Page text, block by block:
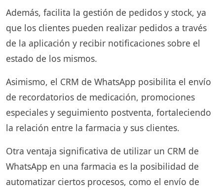
Además, facilita la gestión de pedidos y stock, ya
que los clientes pueden realizar pedidos a través
de la aplicación y recibir notificaciones sobre el
estado de los mismos.
Asimismo, el CRM de WhatsApp posibilita el envío
de recordatorios de medicación, promociones
especiales y seguimiento postventa, fortaleciendo
la relación entre la farmacia y sus clientes.
Otra ventaja significativa de utilizar un CRM de
WhatsApp en una farmacia es la posibilidad de
automatizar ciertos procesos, como el envío de